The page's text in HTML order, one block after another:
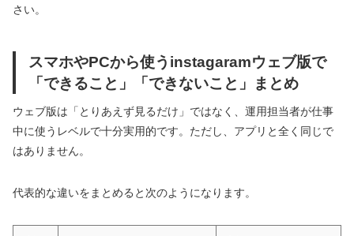
さい。
スマホやPCから使うinstagaramウェブ版で
「できること」「できないこと」まとめ
ウェブ版は「とりあえず見るだけ」ではなく、運用担当者が仕事
中に使うレベルで十分実用的です。ただし、アプリと全く同じで
はありません。
代表的な違いをまとめると次のようになります。